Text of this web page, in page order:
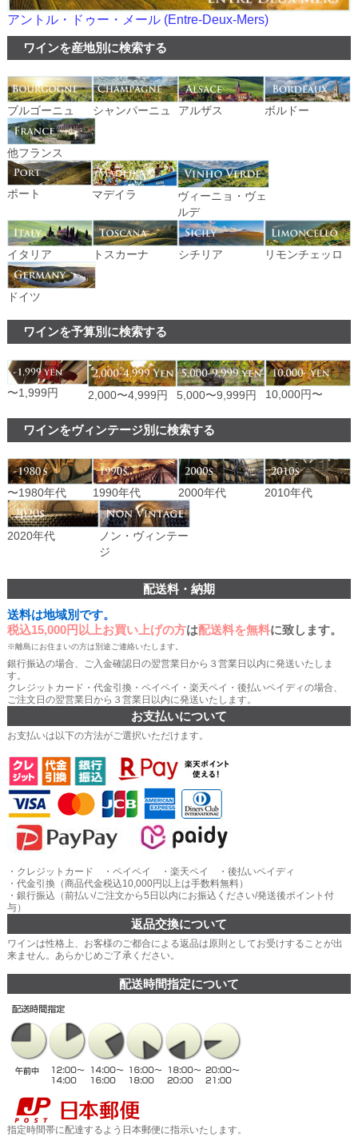
アントル・ドゥー・メール (Entre-Deux-Mers)
ワインを産地別に検索する
ブルゴーニュ シャンパーニュ アルザス ボルドー
他フランス
ポート マデイラ
ヴィーニョ・ヴェ
ルデ
イタリア トスカーナ シチリア リモンチェッロ
ドイツ
ワインを予算別に検索する
〜1,999円 2,000〜4,999円 5,000〜9,999円 10,000円〜
ワインをヴィンテージ別に検索する
〜1980年代 1990年代 2000年代 2010年代
2020年代
ノン・ヴィンテー
ジ
配送料・納期
送料は地域別です。
税込15,000円以上お買い上げの方は配送料を無料に致します。
※離島にお住まいの方は別途ご連絡いたします。
銀行振込の場合、ご入金確認日の翌営業日から３営業日以内に発送いたしま
す。
クレジットカード・代金引換・ペイペイ・楽天ペイ・後払いペイディの場合、
ご注文日の翌営業日から３営業日以内に発送いたします。
お支払いについて
お支払いは以下の方法がご選択いただけます。
・クレジットカード ・ペイペイ ・楽天ペイ ・後払いペイディ
・代金引換（商品代金税込10,000円以上は手数料無料）
・銀行振込（前払い/ご注文から5日以内にお振込ください/発送後ポイント付
与）
返品交換について
ワインは性格上、お客様のご都合による返品は原則としてお受けすることが出
来ません。あらかじめご了承ください。
配送時間指定について
指定時間帯に配達するよう日本郵便に指示いたします。